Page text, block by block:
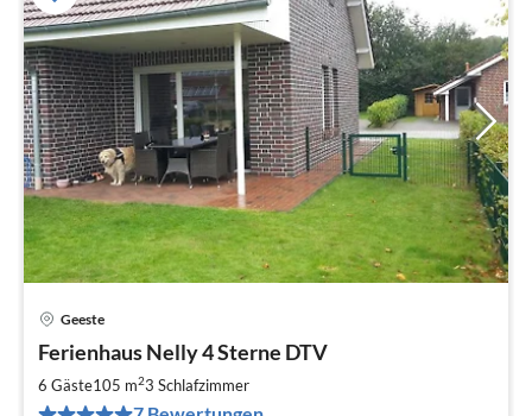
Geeste
Ferienhaus Nelly 4 Sterne DTV
6 Gäste105 m23 Schlafzimmer